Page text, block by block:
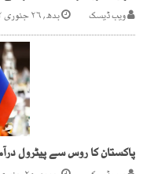
ویب ڈیسک بدھ, ۲۶ جنوری ۲۰۲۲
پاکستان کا روس سے پیٹرول